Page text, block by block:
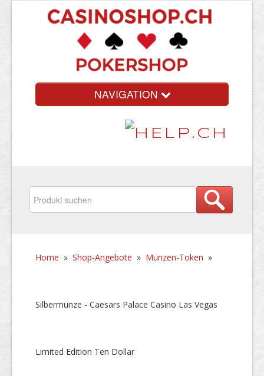
NAVIGATION
Home » Shop-Angebote » Münzen-Token »
Silbermünze - Caesars Palace Casino Las Vegas
Limited Edition Ten Dollar